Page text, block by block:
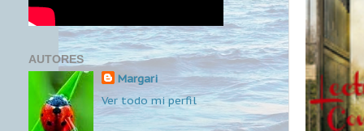
AUTORES
Margari
Ver todo mi perfil